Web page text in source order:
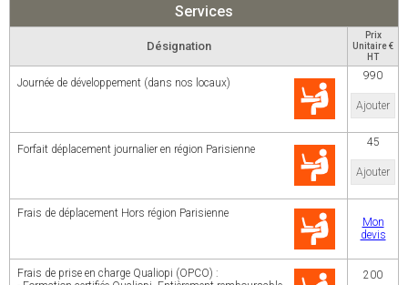
Services
Désignation
Prix
Unitaire €
HT
Journée de développement (dans nos locaux)
990
Ajouter
Forfait déplacement journalier en région Parisienne
45
Ajouter
Frais de déplacement Hors région Parisienne
Mon
devis
Frais de prise en charge Qualiopi (OPCO) :
200